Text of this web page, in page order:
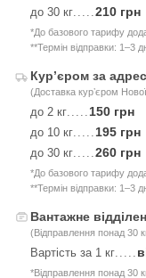
до 30 кг.....210 грн
*До базового тарифу
**Термін відправки: 1–3
Курʼєром за
(Доставка курʼєром
до 2 кг..... 150 грн
до 10 кг..... 195 грн
до 30 кг.....260 грн
*До базового тарифу
**Термін відправки: 1–3
Вантажне
(Відправлення понад 30
Вартість за 1 кг.....
*Відправлення понад 30